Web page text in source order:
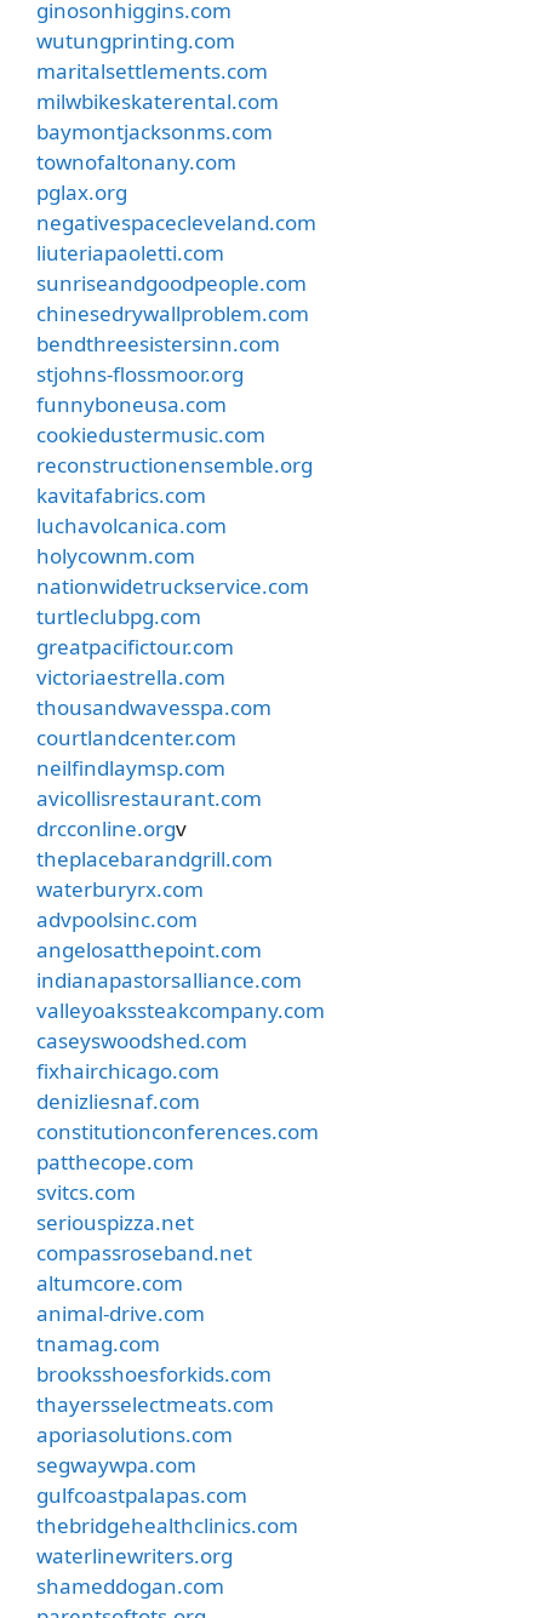
ginosonhiggins.com
wutungprinting.com
maritalsettlements.com
milwbikeskaterental.com
baymontjacksonms.com
townofaltonany.com
pglax.org
negativespacecleveland.com
liuteriapaoletti.com
sunriseandgoodpeople.com
chinesedrywallproblem.com
bendthreesistersinn.com
stjohns-flossmoor.org
funnyboneusa.com
cookiedustermusic.com
reconstructionensemble.org
kavitafabrics.com
luchavolcanica.com
holycownm.com
nationwidetruckservice.com
turtleclubpg.com
greatpacifictour.com
victoriaestrella.com
thousandwavesspa.com
courtlandcenter.com
neilfindlaymsp.com
avicollisrestaurant.com
drcconline.orgv
theplacebarandgrill.com
waterburyrx.com
advpoolsinc.com
angelosatthepoint.com
indianapastorsalliance.com
valleyoakssteakcompany.com
caseyswoodshed.com
fixhairchicago.com
denizliesnaf.com
constitutionconferences.com
patthecope.com
svitcs.com
seriouspizza.net
compassroseband.net
altumcore.com
animal-drive.com
tnamag.com
brooksshoesforkids.com
thayersselectmeats.com
aporiasolutions.com
segwaywpa.com
gulfcoastpalapas.com
thebridgehealthclinics.com
waterlinewriters.org
shameddogan.com